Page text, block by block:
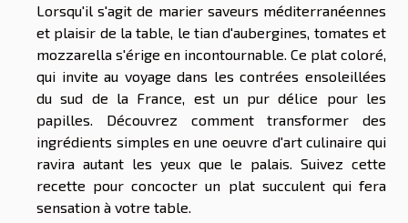
Lorsqu'il s'agit de marier saveurs méditerranéennes
et plaisir de la table, le tian d'aubergines, tomates et
mozzarella s'érige en incontournable. Ce plat coloré,
qui invite au voyage dans les contrées ensoleillées
du sud de la France, est un pur délice pour les
papilles. Découvrez comment transformer des
ingrédients simples en une oeuvre d'art culinaire qui
ravira autant les yeux que le palais. Suivez cette
recette pour concocter un plat succulent qui fera
sensation à votre table.